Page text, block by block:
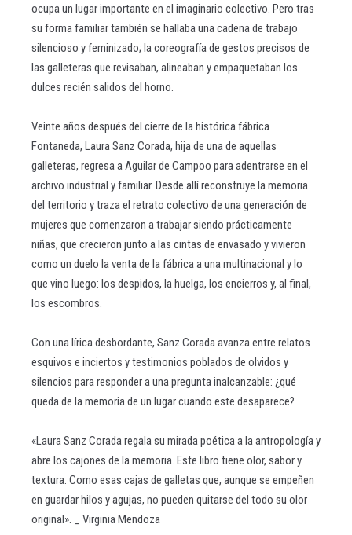
ocupa un lugar importante en el imaginario colectivo. Pero tras
su forma familiar también se hallaba una cadena de trabajo
silencioso y feminizado; la coreografía de gestos precisos de
las galleteras que revisaban, alineaban y empaquetaban los
dulces recién salidos del horno.
Veinte años después del cierre de la histórica fábrica
Fontaneda, Laura Sanz Corada, hija de una de aquellas
galleteras, regresa a Aguilar de Campoo para adentrarse en el
archivo industrial y familiar. Desde allí reconstruye la memoria
del territorio y traza el retrato colectivo de una generación de
mujeres que comenzaron a trabajar siendo prácticamente
niñas, que crecieron junto a las cintas de envasado y vivieron
como un duelo la venta de la fábrica a una multinacional y lo
que vino luego: los despidos, la huelga, los encierros y, al final,
los escombros.
Con una lírica desbordante, Sanz Corada avanza entre relatos
esquivos e inciertos y testimonios poblados de olvidos y
silencios para responder a una pregunta inalcanzable: ¿qué
queda de la memoria de un lugar cuando este desaparece?
«Laura Sanz Corada regala su mirada poética a la antropología y
abre los cajones de la memoria. Este libro tiene olor, sabor y
textura. Como esas cajas de galletas que, aunque se empeñen
en guardar hilos y agujas, no pueden quitarse del todo su olor
original». _ Virginia Mendoza